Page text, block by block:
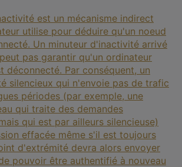
est un mécanisme indirect
utilise pour déduire qu'un noeud
Un minuteur d'inactivité arrivé
pas garantir qu'un ordinateur
déconnecté. Par conséquent, un
silencieux qui n'envoie pas de trafic
périodes (par exemple, une
qui traite des demandes
qui est par ailleurs silencieuse)
effacée même s'il est toujours
d'extrémité devra alors envoyer
pouvoir être authentifié à nouveau